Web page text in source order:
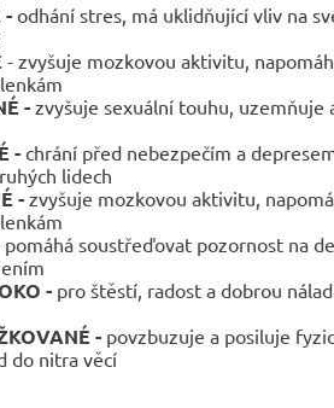
- odhání stres, má uklidňující vliv na
- zvyšuje mozkovou aktivitu,
- zvyšuje sexuální touhu, uzemňuje
- chrání před nebezpečím a
lidech
- zvyšuje mozkovou aktivitu,
pomáhá soustřeďovat pozornost na
- pro štěstí, radost a dobrou
- povzbuzuje a posiluje
do nitra věcí